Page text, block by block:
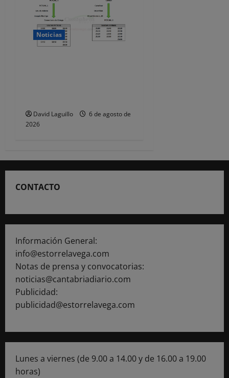
Noticias
David Laguillo
6 de agosto de
2026
CONTACTO
Información General:
info@estorrelavega.com
Notas de prensa y convocatorias:
noticias@cantabriadiario.com
Publicidad:
publicidad@estorrelavega.com
Lunes a viernes (de 9.00 a 14.00 y de 16.00 a 19.00
horas)